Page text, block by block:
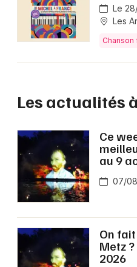
Le
Les
Chanson
Les actualités
Ce
au 9
07/
On
Metz
2026